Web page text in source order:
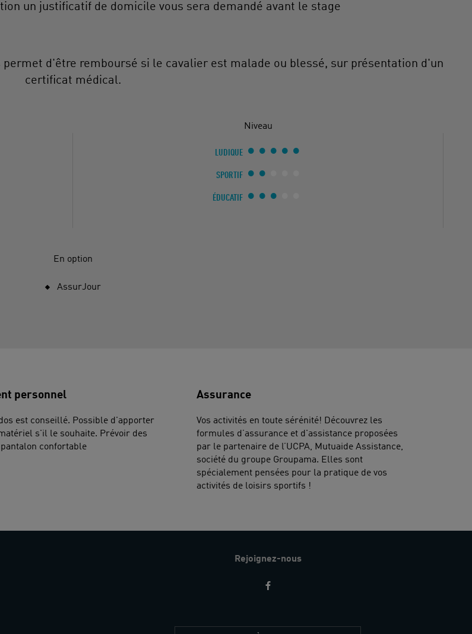
un justificatif de domicile vous sera demandé avant le stage
d'être remboursé si le cavalier est malade ou blessé, sur présentation d'un
certificat médical.
Niveau
LUDIQUE
SPORTIF
ÉDUCATIF
En option
AssurJour
personnel
est conseillé. Possible d'apporter
s'il le souhaite. Prévoir des
confortable
Assurance
Vos activités en toute sérénité! Découvrez les
formules d’assurance et d'assistance proposées
par le partenaire de l’UCPA, Mutuaide Assistance,
société du groupe Groupama. Elles sont
spécialement pensées pour la pratique de vos
activités de loisirs sportifs !
Rejoignez-nous